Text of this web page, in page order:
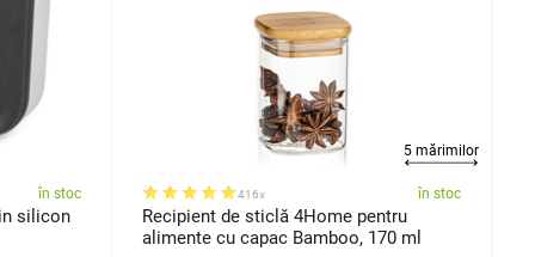
în stoc
silicon
5 mărimilor
416x în stoc
Recipient de sticlă 4Home pentru
alimente cu capac Bamboo, 170 ml